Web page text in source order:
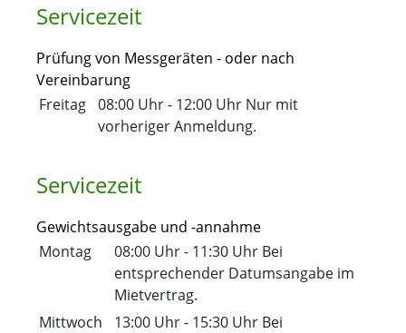
Servicezeit
Prüfung von Messgeräten - oder nach
Vereinbarung
Freitag 08:00 Uhr- 12:00 Uhr Nur mit
vorheriger Anmeldung.
Servicezeit
Gewichtsausgabe und -annahme
Montag
08:00 Uhr- 11:30 Uhr Bei
entsprechender Datumsangabe im
Mietvertrag.
Mittwoch
13:00 Uhr- 15:30 Uhr Bei